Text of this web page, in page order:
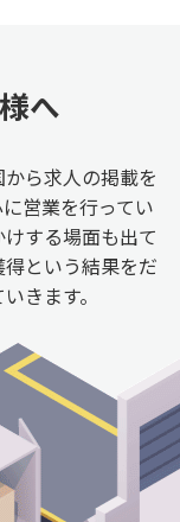
へ
ら求人の掲載を
営業を行ってい
する場面も出て
という結果をだ
きます。